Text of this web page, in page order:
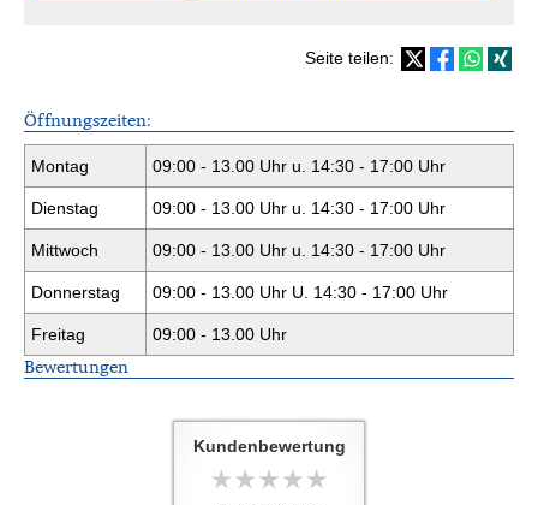
Seite teilen:
Öffnungszeiten:
Montag 09:00 - 13.00 Uhr u. 14:30 - 17:00 Uhr
Dienstag 09:00 - 13.00 Uhr u. 14:30 - 17:00 Uhr
Mittwoch 09:00 - 13.00 Uhr u. 14:30 - 17:00 Uhr
Donnerstag 09:00 - 13.00 Uhr U. 14:30 - 17:00 Uhr
Freitag 09:00 - 13.00 Uhr
Bewertungen
Kundenbewertung